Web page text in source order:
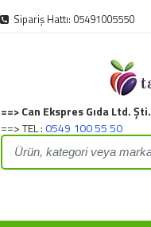
Sipariş Hattı: 05491005550
Can Ekspres Gıda Ltd. Şti.
TEL :0549 100 55 50